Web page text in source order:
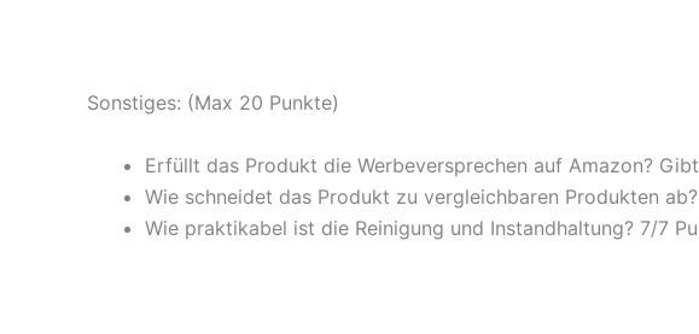
Sonstiges: (Max 20 Punkte)
Erfüllt das Produkt die Werbeversprechen auf Amazon?
Wie schneidet das Produkt zu vergleichbaren Produkten
Wie praktikabel ist die Reinigung und Instandhaltung? 7/7